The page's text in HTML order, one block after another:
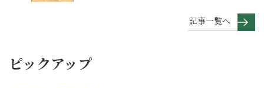
記事一覧へ
ピックアップ